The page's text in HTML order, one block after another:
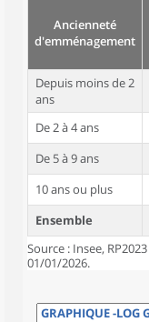
Ancienneté
d'emménagement
Depuis moins de 2
ans
De 2 à 4 ans
De 5 à 9 ans
10 ans ou plus
Ensemble
Source : Insee,
01/01/2026.